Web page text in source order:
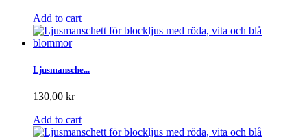
Add to cart
Ljusmansche...
130,00 kr
Add to cart